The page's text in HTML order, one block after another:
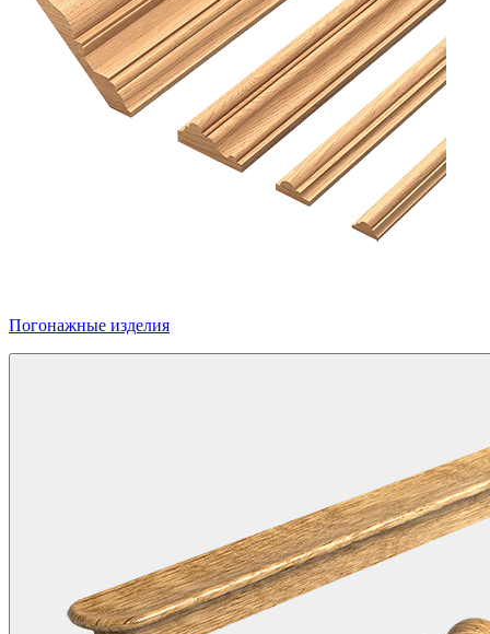
Погонажные изделия